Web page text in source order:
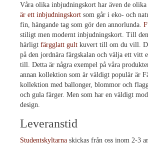
Våra olika inbjudningskort har även de olika
är ett inbjudningskort som går i eko- och
fin, hängande tag som gör den annorlunda.
stiligt men modernt inbjudningskort. Till
härligt färgglatt gult kuvert till om du vill.
på den jordnära färgskalan och välja ett vitt
till. Detta är några exempel på våra
annan kollektion som är väldigt populär är
kollektion med ballonger, blommor och
och gula färger. Men som har en väldigt
design.
Leveranstid
Studentskyltarna skickas från oss inom 2-3